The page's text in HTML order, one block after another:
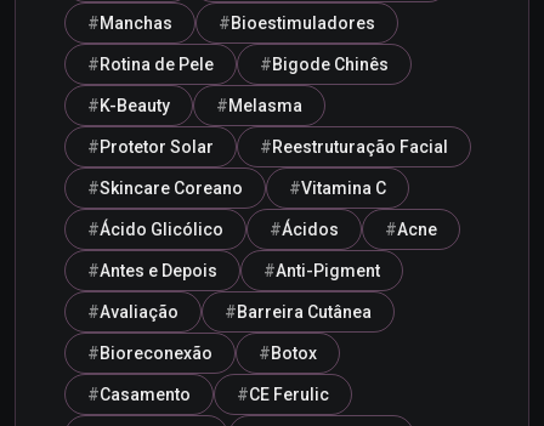
Manchas Bioestimuladores
Rotina de Pele Bigode Chinês
K-Beauty Melasma
Protetor Solar Reestruturação Facial
Skincare Coreano Vitamina C
Ácido Glicólico Ácidos Acne
Antes e Depois Anti-Pigment
Avaliação Barreira Cutânea
Bioreconexão Botox
Casamento CE Ferulic